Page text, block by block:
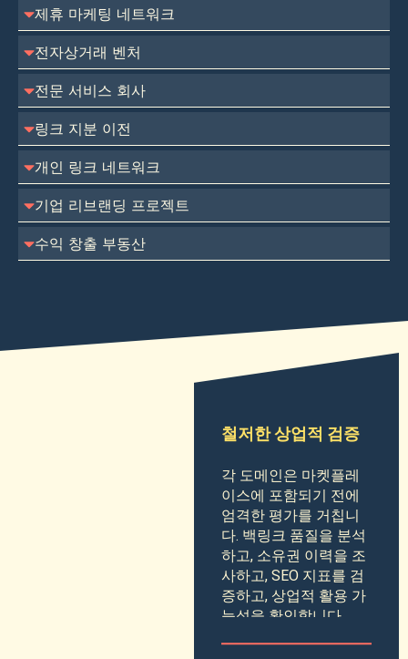
제휴 마케팅 네트워크
전자상거래 벤처
전문 서비스 회사
링크 지분 이전
개인 링크 네트워크
기업 리브랜딩 프로젝트
수익 창출 부동산
철저한 상업적 검증
각 도메인은 마켓플레
이스에 포함되기 전에
엄격한 평가를 거칩니
다. 백링크 품질을 분석
하고, 소유권 이력을 조
사하고, SEO 지표를 검
증하고, 상업적 활용 가
능성을 확인합니다.